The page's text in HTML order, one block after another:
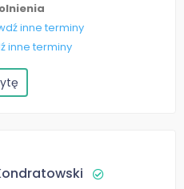
inne terminy
inne terminy